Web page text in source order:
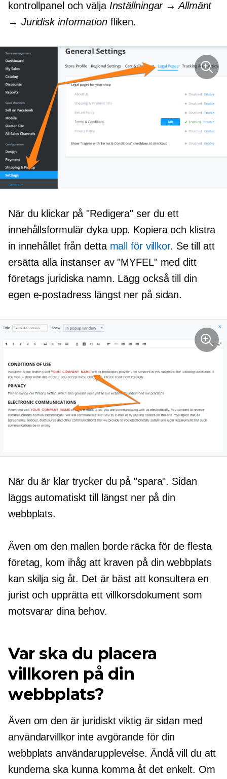
kontrollpanel och välja Inställningar → Allmänt
→ Juridisk informationfliken.
När du klickar på "Redigera" ser du ett
innehållsformulärdyka upp. Kopiera och klistra
in innehållet från detta mall för villkor. Se till att
ersätta alla instanser av "MYFEL" med ditt
företags juridiska namn. Lägg också till din
egen e-postadress längst ner på sidan.
När du är klar trycker du på "spara". Sidan
läggs automatiskt till längst ner på din
webbplats.
Även om den mallen borde räcka för de flesta
företag, kom ihåg att kraven på din webbplats
kan skilja sig åt. Det är bäst att konsultera en
jurist och upprätta ett villkorsdokument som
motsvarar dina behov.
Var ska du placera
villkoren på din
webbplats?
Även om den är juridiskt viktig är sidan med
användarvillkor inte avgörande för din
webbplats användarupplevelse. Ändå vill du att
kunderna ska kunna komma åt det enkelt. Om